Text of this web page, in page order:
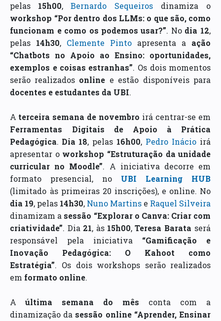
pelas 15h00,Bernardo Sequeiros dinamiza o
workshop “Por dentro dos LLMs: o que são, como
funcionam e como os podemos usar?”. No dia 12,
pelas 14h30, Clemente Pinto apresenta a ação
“Chatbots no Apoio ao Ensino: oportunidades,
exemplos e coisas estranhas”. Os dois momentos
serão realizados online e estão disponíveis para
docentes e estudantes da UBI.
A terceira semana de novembro irá centrar-se em
Ferramentas Digitais de Apoio à Prática
Pedagógica. Dia 18, pelas 16h00, Pedro Inácio irá
apresentar o workshop “Estruturação da unidade
curricular no Moodle”. A iniciativa decorre em
formato presencial, no UBI Learning HUB
(limitado às primeiras 20 inscrições), e online. No
dia 19, pelas 14h30, Nuno Martins e Raquel Silveira
dinamizam a sessão “Explorar o Canva: Criar com
criatividade”. Dia 21, às 15h00,Teresa Barata será
responsável pela iniciativa “Gamificação e
Inovação Pedagógica: O Kahoot como
Estratégia”. Os dois workshops serão realizados
em formato online.
Aúltima semana do mês conta com a
dinamização da sessão online “Aprender, Ensinar